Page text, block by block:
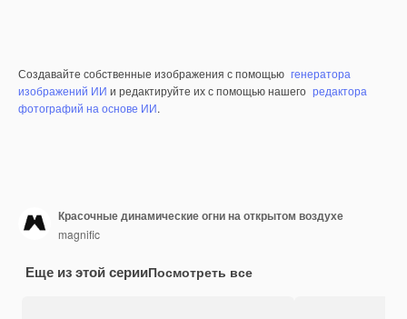
Создавайте собственные изображения с помощью генератора
изображений ИИ и редактируйте их с помощью нашего редактора
фотографий на основе ИИ.
Красочные динамические огни на открытом воздухе
magnific
Еще из этой серииПосмотреть все